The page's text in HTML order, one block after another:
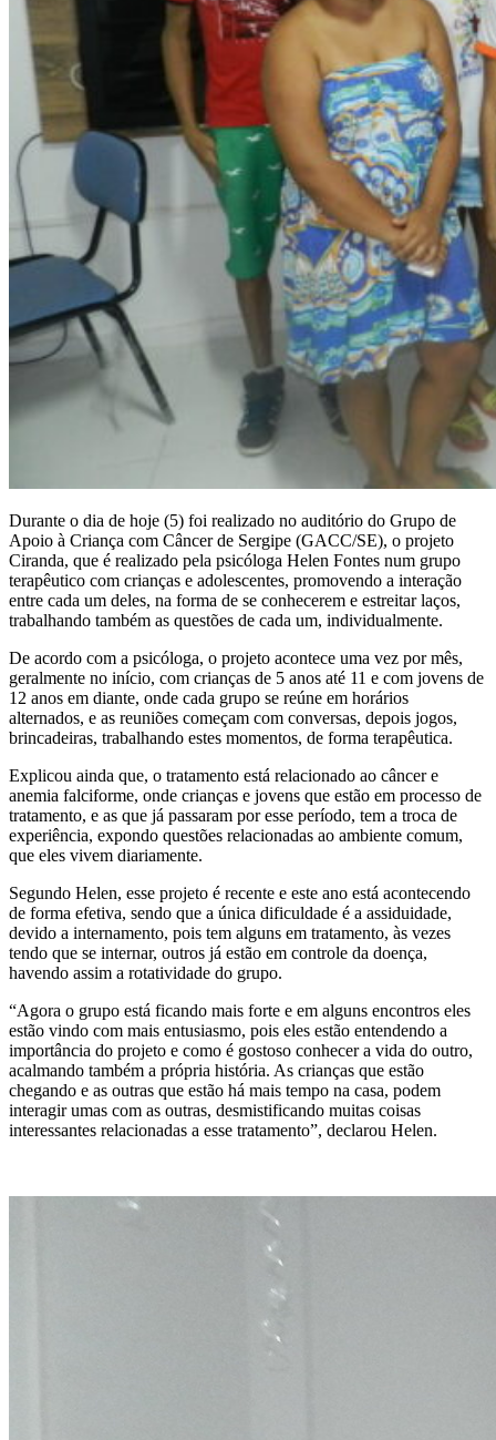
Durante o dia de hoje (5) foi realizado no auditório do Grupo de
Apoio à Criança com Câncer de Sergipe (GACC/SE), o projeto
Ciranda, que é realizado pela psicóloga Helen Fontes num grupo
terapêutico com crianças e adolescentes, promovendo a interação
entre cada um deles, na forma de se conhecerem e estreitar laços,
trabalhando também as questões de cada um, individualmente.
De acordo com a psicóloga, o projeto acontece uma vez por mês,
geralmente no início, com crianças de 5 anos até 11 e com jovens de
12 anos em diante, onde cada grupo se reúne em horários
alternados, e as reuniões começam com conversas, depois jogos,
brincadeiras, trabalhando estes momentos, de forma terapêutica.
Explicou ainda que, o tratamento está relacionado ao câncer e
anemia falciforme, onde crianças e jovens que estão em processo de
tratamento, e as que já passaram por esse período, tem a troca de
experiência, expondo questões relacionadas ao ambiente comum,
que eles vivem diariamente.
Segundo Helen, esse projeto é recente e este ano está acontecendo
de forma efetiva, sendo que a única dificuldade é a assiduidade,
devido a internamento, pois tem alguns em tratamento, às vezes
tendo que se internar, outros já estão em controle da doença,
havendo assim a rotatividade do grupo.
“Agora o grupo está ficando mais forte e em alguns encontros eles
estão vindo com mais entusiasmo, pois eles estão entendendo a
importância do projeto e como é gostoso conhecer a vida do outro,
acalmando também a própria história. As crianças que estão
chegando e as outras que estão há mais tempo na casa, podem
interagir umas com as outras, desmistificando muitas coisas
interessantes relacionadas a esse tratamento”, declarou Helen.